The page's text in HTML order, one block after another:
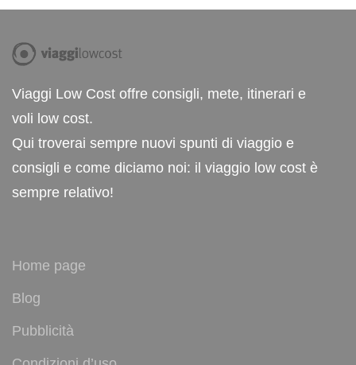
Viaggi Low Cost offre consigli, mete, itinerari e
voli low cost.
Qui troverai sempre nuovi spunti di viaggio e
consigli e come diciamo noi: il viaggio low cost è
sempre relativo!
Home page
Blog
Pubblicità